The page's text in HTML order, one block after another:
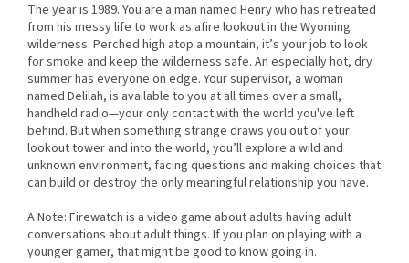
The year is 1989. You are a man named Henry who has retreated
from his messy life to work as afire lookout in the Wyoming
wilderness. Perched high atop a mountain, it’s your job to look
for smoke and keep the wilderness safe. An especially hot, dry
summer has everyone on edge. Your supervisor, a woman
named Delilah, is available to you at all times over a small,
handheld radio—your only contact with the world you've left
behind. But when something strange draws you out of your
lookout tower and into the world, you’ll explore a wild and
unknown environment, facing questions and making choices that
can build or destroy the only meaningful relationship you have.
A Note: Firewatch is a video game about adults having adult
conversations about adult things. If you plan on playing with a
younger gamer, that might be good to know going in.